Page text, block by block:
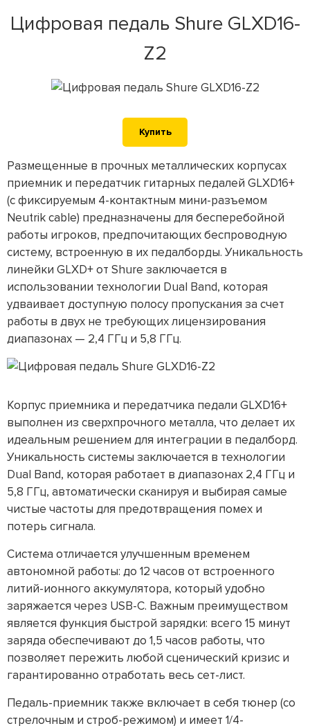
Цифровая педаль Shure GLXD16-
Z2
Купить
Размещенные в прочных металлических корпусах
приемник и передатчик гитарных педалей GLXD16+
(с фиксируемым 4-контактным мини-разъемом
Neutrik cable) предназначены для бесперебойной
работы игроков, предпочитающих беспроводную
систему, встроенную в их педалборды. Уникальность
линейки GLXD+ от Shure заключается в
использовании технологии Dual Band, которая
удваивает доступную полосу пропускания за счет
работы в двух не требующих лицензирования
диапазонах — 2,4 ГГц и 5,8 ГГц.
Корпус приемника и передатчика педали GLXD16+
выполнен из сверхпрочного металла, что делает их
идеальным решением для интеграции в педалборд.
Уникальность системы заключается в технологии
Dual Band, которая работает в диапазонах 2,4 ГГц и
5,8 ГГц, автоматически сканируя и выбирая самые
чистые частоты для предотвращения помех и
потерь сигнала.
Система отличается улучшенным временем
автономной работы: до 12 часов от встроенного
литий-ионного аккумулятора, который удобно
заряжается через USB-C. Важным преимуществом
является функция быстрой зарядки: всего 15 минут
заряда обеспечивают до 1,5 часов работы, что
позволяет пережить любой сценический кризис и
гарантированно отработать весь сет-лист.
Педаль-приемник также включает в себя тюнер (со
стрелочным и строб-режимом) и имеет 1/4-